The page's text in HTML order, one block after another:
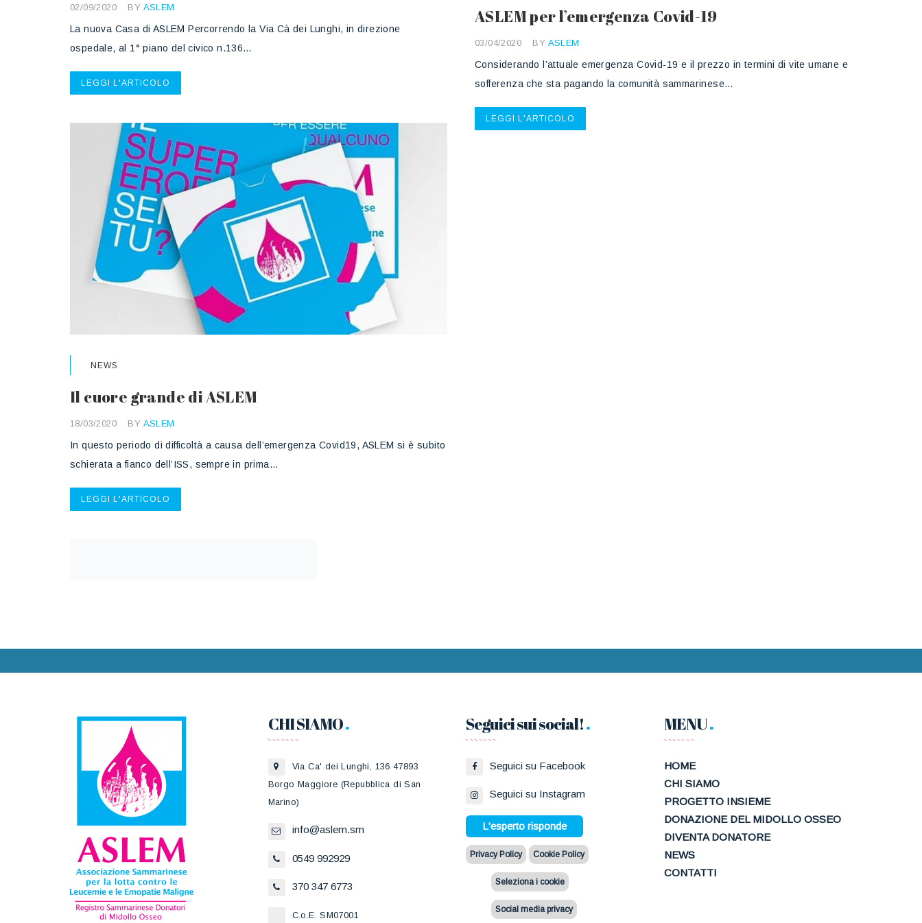
02/09/2020 BY ASLEM
La nuova Casa di ASLEM Percorrendo la Via Cà dei Lunghi, in direzione
ospedale, al 1° piano del civico n.136…
LEGGI L'ARTICOLO
ASLEM per l’emergenza Covid-19
03/04/2020 BY ASLEM
Considerando l’attuale emergenza Covid-19 e il prezzo in termini di vite umane e
sofferenza che sta pagando la comunità sammarinese…
LEGGI L'ARTICOLO
NEWS
Il cuore grande di ASLEM
18/03/2020 BY ASLEM
In questo periodo di difficoltà a causa dell’emergenza Covid19, ASLEM si è subito
schierata a fianco dell’ISS, sempre in prima…
LEGGI L'ARTICOLO
CHI SIAMO
Via Ca' dei Lunghi, 136 47893
Borgo Maggiore (Repubblica di San
Marino)
info@aslem.sm
0549 992929
370 347 6773
C.o.E. SM07001
Seguici sui social!
Seguici su Facebook
Seguici su Instagram
L'esperto risponde
Privacy Policy Cookie Policy
Seleziona i cookie
Social media privacy
MENU
HOME
CHI SIAMO
PROGETTO INSIEME
DONAZIONE DEL MIDOLLO OSSEO
DIVENTA DONATORE
NEWS
CONTATTI